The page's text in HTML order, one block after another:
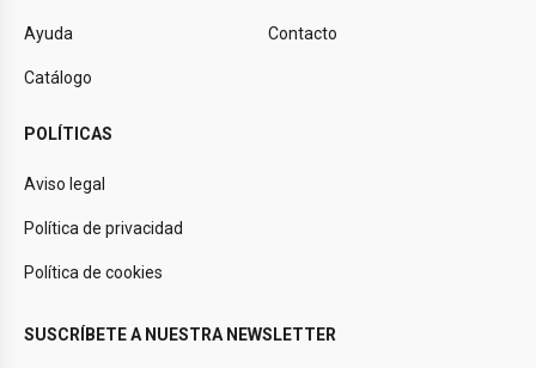
Ayuda
Catálogo
Contacto
POLÍTICAS
Aviso legal
Política de privacidad
Política de cookies
SUSCRÍBETE A NUESTRA NEWSLETTER